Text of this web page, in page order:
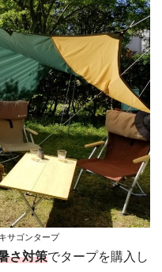
サゴンタープ
さ対策でタープを購入し